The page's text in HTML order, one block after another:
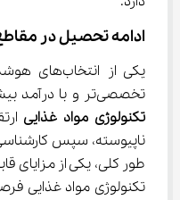
ادامه تحصیل در مقاطع
یکی از
تخصصی‌تر و با درآمد بیشتر مانند
ﺗﻜﻨﻮﻟﻮژی ﻣﻮاد ﻏﺬایی
ناپیوسته، سپس
طور کلی، یکی از مزایای
تکنولوژی مواد غذایی